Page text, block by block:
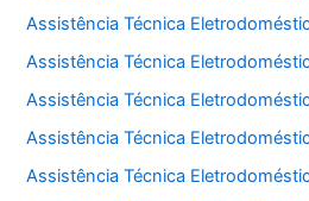
Assistência Técnica
Assistência Técnica
Assistência Técnica
Assistência Técnica
Assistência Técnica